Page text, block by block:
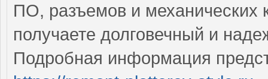
ПО, разъемов и механических
получаете долговечный и
Подробная информация